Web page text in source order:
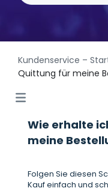
Kundenservice –
Quittung für meine
Wie erhalte
meine
Folgen Sie diesen
Kauf einfach und